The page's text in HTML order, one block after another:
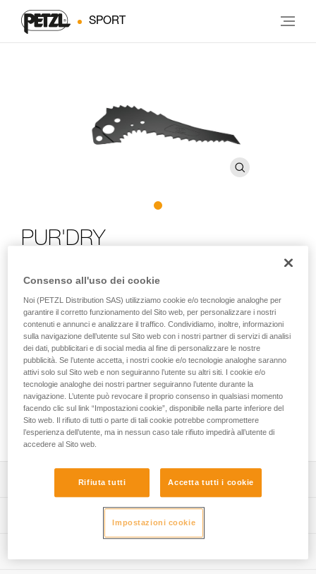
SPORT
PUR'DRY
Lama esclusivamente progettata per il dry tooling,
Progettata per le piccozze NOMIC e ERGONOMIC, la lama
PUR'DRY è esclusivamente destinata alla pratica del dry
tooling. Lo spessore della lama, 4 mm su tutta la lunghezza,
garantisce una grande robustezza in torsione. La geometria
dei denti, sulla parte inferiore, garantisce agganci efficaci e
migliora la stabilità della piccozza nei cambi di mano.
Dispone anche di denti di aggancio sulla parte superiore per
l’utilizzo in posizione rovesciata o per incastrare la lama nelle
fessure.
Esclusivamente progettata per la pratica del dry tooling:
- spessore di 4 mm su tutta la lunghezza per migliorare la
rigidità e la resistenza in torsione,
Consenso all'uso dei cookie
Noi (PETZL Distribution SAS) utilizziamo cookie e/o tecnologie analoghe per
garantire il corretto funzionamento del Sito web, per personalizzare i nostri
contenuti e annunci e analizzare il traffico. Condividiamo, inoltre, informazioni
sulla navigazione dell’utente sul Sito web con i nostri partner di servizi di analisi
dei dati, pubblicitari e di social media al fine di personalizzare le nostre
pubblicità. Se l’utente accetta, i nostri cookie e/o tecnologie analoghe saranno
attivi solo sul Sito web e non seguiranno l’utente su altri siti. I cookie e/o
tecnologie analoghe dei nostri partner seguiranno l’utente durante la
navigazione. L’utente può revocare il proprio consenso in qualsiasi momento
facendo clic sul link “Impostazioni cookie”, disponibile nella parte inferiore del
Sito web. Il rifiuto di tutti o parte di tali cookie potrebbe compromettere
l’esperienza dell’utente, ma in nessun caso tale rifiuto impedirà all’utente di
accedere al Sito web.
Rifiuta tutti Accetta tutti i cookie
Impostazioni cookie